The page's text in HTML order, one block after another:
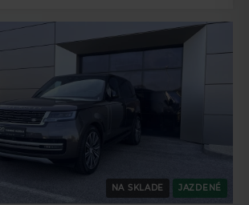
NA SKLADE JAZDENÉ